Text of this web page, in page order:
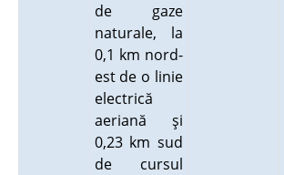
de gaze
naturale, la
0,1 km nord-
est de o linie
electrică
aeriană şi
0,23 km sud
de cursul